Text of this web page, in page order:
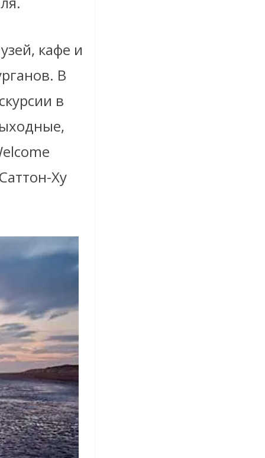
кафе и
В
в
Ху